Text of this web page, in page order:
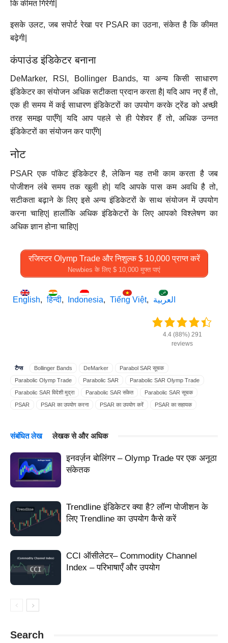
कि कीमत गिरेगी|
इसके उलट, जब सपोर्ट रेखा पर PSAR का उठना, संकेत है कि कीमत
बढ़ेगी|
कंपाउंड इंडिकेटर बनाना
DeMarker, RSI, Bollinger Bands, या अन्य किसी साधारण
इंडिकेटर का संयोजन अधिक सटीकता प्रदान करता है| यदि आप नए हैं तो,
एक ही समय में कई साधारण इंडिकेटरों का उपयोग करके ट्रेंड को अच्छी
तरह समझ पाएँगे| यदि आप पहले से ही पेशेवर हैं तो, अधिक उन्नत
इंडिकेटरों का संयोजन कर पाएँगे|
नोट
PSAR एक पॉकेट इंडिकेटर है, लेकिन यह तभी काम करता है जब
पोजीशन लंबे समय तक खुली हो| यदि आपके पास कम अवधि है तो,
सटीकता बढ़ाने के लिए इसे अन्य इंडिकेटरों के साथ संयोजन में उपयोग
करना चाहिए| हालाँकि अधिक इंडिकेटरों के लिए आपको विश्लेषण का
अधिक ज्ञान होना चाहिए|
रजिस्टर Olymp Trade और निशुल्क $ 10,000 प्राप्त करें
Newbies के लिए $ 10,000 मुफ्त पाएं
English हिन्दी Indonesia Tiếng Việt العربية
4.4 (88%) 291
reviews
टैग्स Bollinger Bands DeMarker
Parabol SAR सूचक
Parabolic Olymp Trade
Parabolic SAR
Parabolic SAR Olymp Trade
Parabolic SAR विदेशी मुद्रा
Parabolic SAR संकेत
Parabolic SAR सूचक
PSAR
PSAR का उपयोग करना PSAR का उपयोग करें
PSAR का सहायक
संकेत Parabolic SAR
संकेत PSAR
सूचक Parabolic SAR
सूचक PSAR
संबंधित लेख लेखक से और अधिक
इनवर्ज़न बोलिंगर – Olymp Trade पर एक अनूठा
संकेतक
Trendline इंडिकेटर क्या है? लॉन्ग पोजीशन के
लिए Trendline का उपयोग कैसे करें
CCI ऑसीलेटर– Commodity Channel
Index – परिभाषाएँ और उपयोग
Search